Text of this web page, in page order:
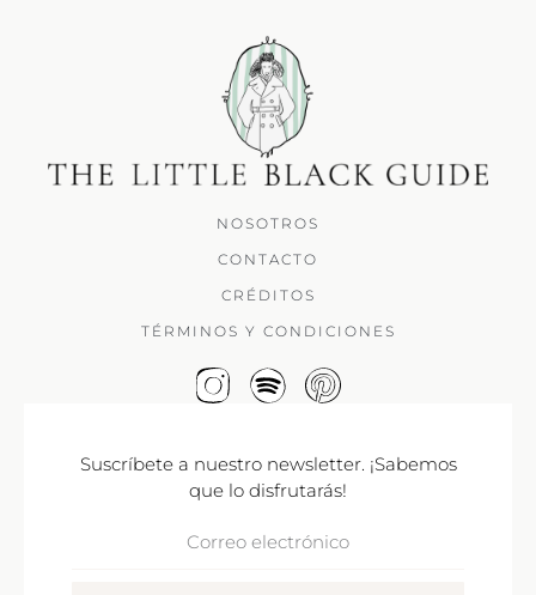
NOSOTROS
CONTACTO
CRÉDITOS
TÉRMINOS Y CONDICIONES
Suscríbete a nuestro newsletter. ¡Sabemos
que lo disfrutarás!